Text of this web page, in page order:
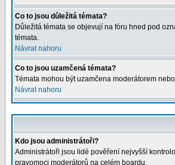
Co to jsou důležitá témata?
Důležitá témata se objevují na fóru hned pod
témata.
Návrat nahoru
Co to jsou uzamčená témata?
Témata mohou být uzamčena moderátorem
Návrat nahoru
Kdo jsou administrátoři?
Administrátoři jsou lidé pověření nejvyšší
pravomoci moderátorů na celém boardu.